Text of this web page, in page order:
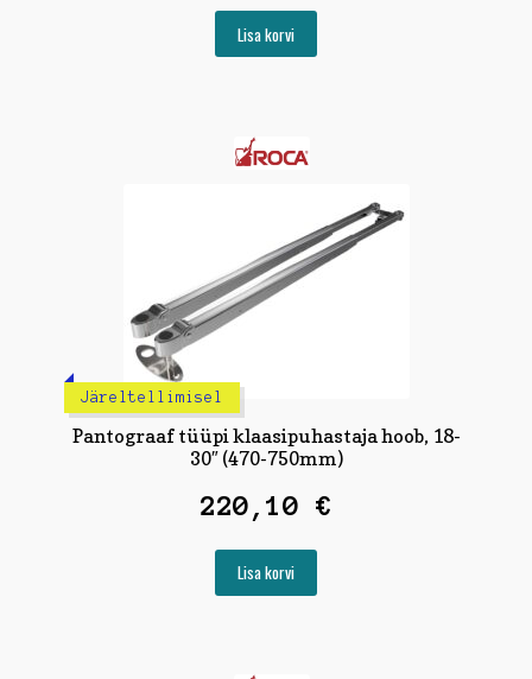
Lisa korvi
Järeltellimisel
Pantograaf tüüpi klaasipuhastaja hoob, 18-
30″ (470-750mm)
220,10 €
Lisa korvi